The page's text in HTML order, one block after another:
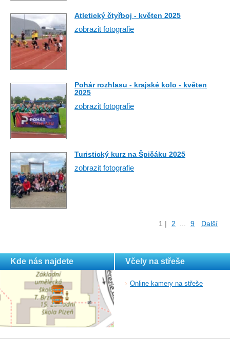
Atletický čtyřboj - květen 2025
zobrazit fotografie
Pohár rozhlasu - krajské kolo - květen
2025
zobrazit fotografie
Turistický kurz na Špičáku 2025
zobrazit fotografie
1 | 2 9 Další
Kde nás najdete Včely na střeše
Online kamery na střeše